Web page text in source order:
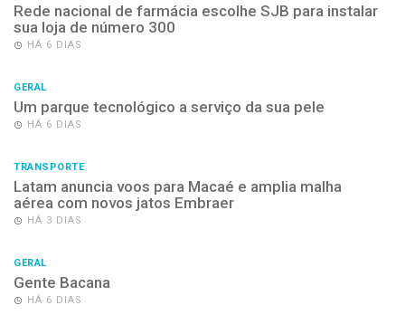
Rede nacional de farmácia escolhe SJB para instalar
sua loja de número 300
HÁ 6 DIAS
GERAL
Um parque tecnológico a serviço da sua pele
HÁ 6 DIAS
TRANSPORTE
Latam anuncia voos para Macaé e amplia malha
aérea com novos jatos Embraer
HÁ 3 DIAS
GERAL
Gente Bacana
HÁ 6 DIAS